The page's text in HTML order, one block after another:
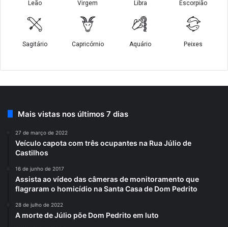
Mais vistas nos últimos 7 dias
27 de março de 2022
Veículo capota com três ocupantes na Rua Júlio de
Castilhos
16 de junho de 2017
Assista ao vídeo das câmeras de monitoramento que
flagraram o homicídio na Santa Casa de Dom Pedrito
28 de julho de 2022
A morte de Júlio põe Dom Pedrito em luto